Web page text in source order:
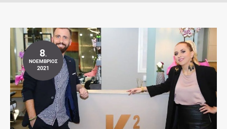
8.
ΝΟΈΜΒΡΙΟΣ
2021